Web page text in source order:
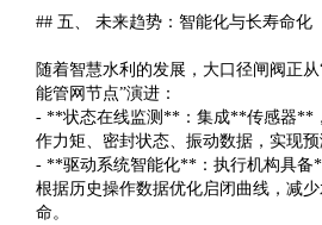
## 五、 未来趋势：智能化与长寿命化
随着智慧水利的发展，大口径闸阀正
能管网节点”演进：
- **状态在线监测**：集成**传感器**
作力矩、密封状态、振动数据，实现预
- **驱动系统智能化**：执行机构具备
根据历史操作数据优化启闭曲线，减
命。